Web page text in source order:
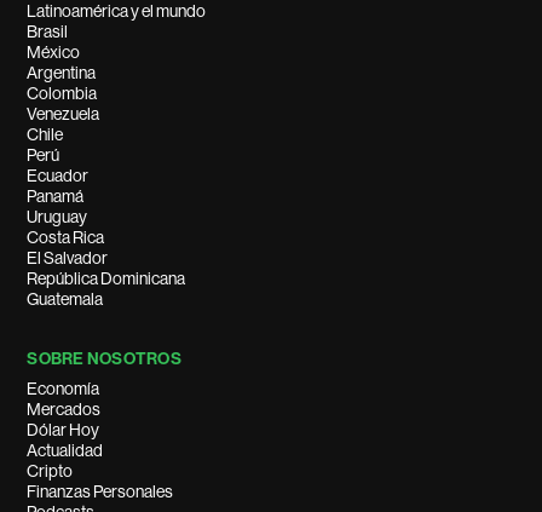
Latinoamérica y el mundo
Brasil
México
Argentina
Colombia
Venezuela
Chile
Perú
Ecuador
Panamá
Uruguay
Costa Rica
El Salvador
República Dominicana
Guatemala
SOBRE NOSOTROS
Economía
Mercados
Dólar Hoy
Actualidad
Cripto
Finanzas Personales